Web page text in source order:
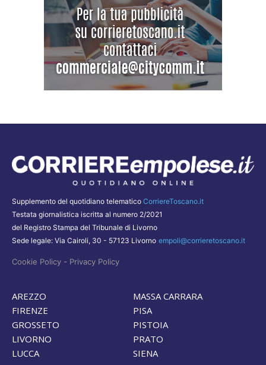
Supplemento del quotidiano telematico CorriereToscano.it
Testata giornalistica iscritta al numero 2/2021
del Registro Stampa del Tribunale di Livorno
Sede legale: Via Cairoli, 30 - 57123 Livorno empoli@corrieretoscano.it
Cookie Policy - Privacy Policy
AREZZO
FIRENZE
GROSSETO
LIVORNO
LUCCA
MASSA CARRARA
PISA
PISTOIA
PRATO
SIENA